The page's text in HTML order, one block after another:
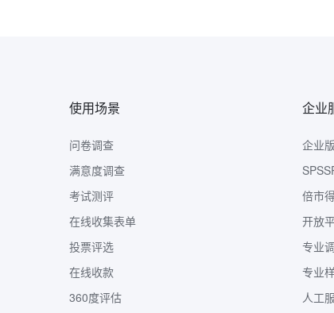
使用场景
问卷调查
满意度调查
考试测评
在线收集表单
投票评选
在线收款
360度评估
企业
企业版
倍市
开放
专业
专业
人工